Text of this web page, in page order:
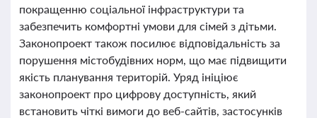
покращенню соціальної інфраструктури та
забезпечить комфортні умови для сімей з дітьми.
Законопроект також посилює відповідальність за
порушення містобудівних норм, що має підвищити
якість планування територій. Уряд ініціює
законопроект про цифрову доступність, який
встановить чіткі вимоги до веб-сайтів, застосунків